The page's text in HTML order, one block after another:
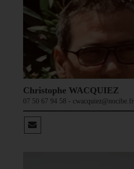
Christophe WACQUIEZ
07 50 67 94 58 - cwacquiez@nocibe.fr